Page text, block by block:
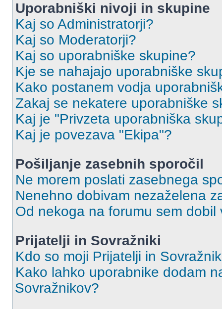
Uporabniški nivoji in skupine
Kaj so Administratorji?
Kaj so Moderatorji?
Kaj so uporabniške skupine?
Kje se nahajajo uporabniške
Kako postanem vodja
Zakaj se nekatere uporabniške
Kaj je "Privzeta uporabniška
Kaj je povezava "Ekipa"?
Pošiljanje zasebnih sporočil
Ne morem poslati zasebnega
Nenehno dobivam nezaželena
Od nekoga na forumu sem
Prijatelji in Sovražniki
Kdo so moji Prijatelji in
Kako lahko uporabnike dodam
Sovražnikov?